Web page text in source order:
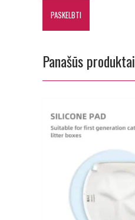
Panašūs produktai